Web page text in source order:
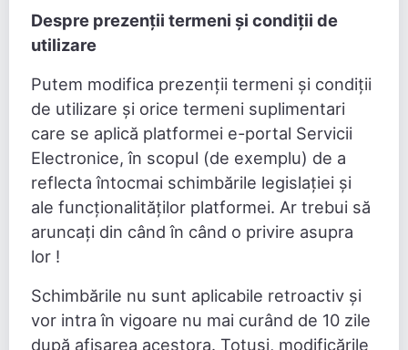
Despre prezenții termeni și condiții de
utilizare
Putem modifica prezenții termeni și condiții
de utilizare și orice termeni suplimentari
care se aplică platformei e-portal Servicii
Electronice, în scopul (de exemplu) de a
reflecta întocmai schimbările legislației și
ale funcționalităților platformei. Ar trebui să
aruncați din când în când o privire asupra
lor !
Schimbările nu sunt aplicabile retroactiv și
vor intra în vigoare nu mai curând de 10 zile
după afișarea acestora. Totuși, modificările